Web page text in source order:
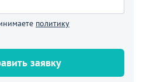
политику
заявку